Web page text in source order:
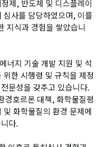
제, 반도체 및 디스플레이
사를 담당하였으며, 이를
지식과 경험을 쌓았습니
너지 기술 개발 지원 및 석
한 시행령 및 규칙을 제정
문성을 갖추고 있습니다.
경호르몬 대책, 화학물질평
화학물질의 환경 문제에
다.